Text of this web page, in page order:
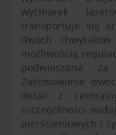
wycinarek
transportuje się
dwóch
możliwością
podwieszana za
Zastosowanie
detali z
szczególności
pierścieniowych i